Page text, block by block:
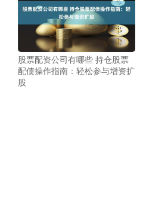
股票配资公司有哪些 持仓股票
配债操作指南：轻松参与增资扩
股